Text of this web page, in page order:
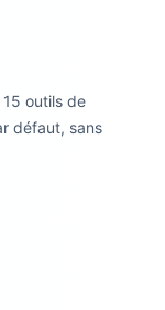
outils de
défaut, sans